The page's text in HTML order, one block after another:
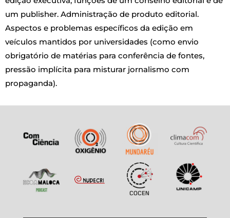
um publisher. Administração de produto editorial.
Aspectos e problemas específicos da edição em
veículos mantidos por universidades (como envio
obrigatório de matérias para conferência de fontes,
pressão implícita para misturar jornalismo com
propaganda).